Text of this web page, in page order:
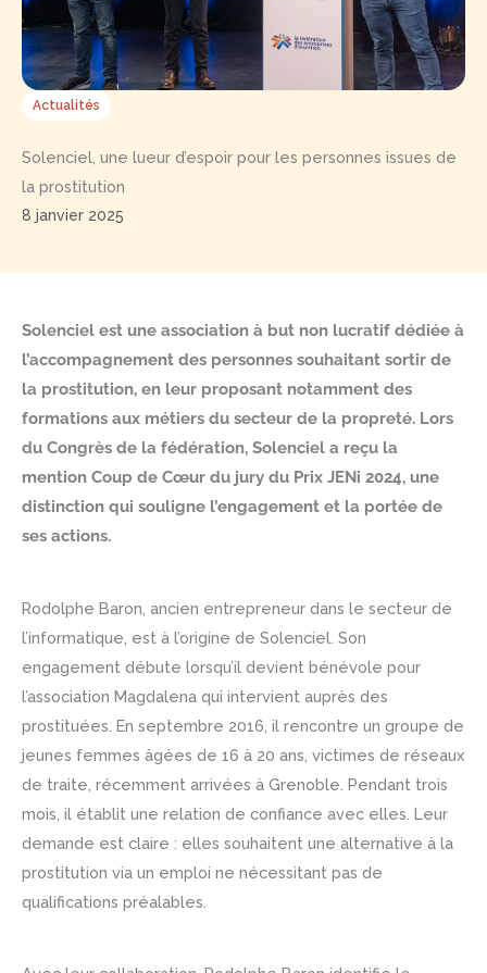
Actualités
Solenciel, une lueur d’espoir pour les personnes issues de
la prostitution
8 janvier 2025
Solenciel est une association à but non lucratif dédiée à
l’accompagnement des personnes souhaitant sortir de
la prostitution, en leur proposant notamment des
formations aux métiers du secteur de la propreté. Lors
du Congrès de la fédération, Solenciel a reçu la
mention Coup de Cœur du jury du Prix JENi 2024, une
distinction qui souligne l’engagement et la portée de
ses actions.
Rodolphe Baron, ancien entrepreneur dans le secteur de
l’informatique, est à l’origine de Solenciel. Son
engagement débute lorsqu’il devient bénévole pour
l’association Magdalena qui intervient auprès des
prostituées. En septembre 2016, il rencontre un groupe de
jeunes femmes âgées de 16 à 20 ans, victimes de réseaux
de traite, récemment arrivées à Grenoble. Pendant trois
mois, il établit une relation de confiance avec elles. Leur
demande est claire : elles souhaitent une alternative à la
prostitution via un emploi ne nécessitant pas de
qualifications préalables.